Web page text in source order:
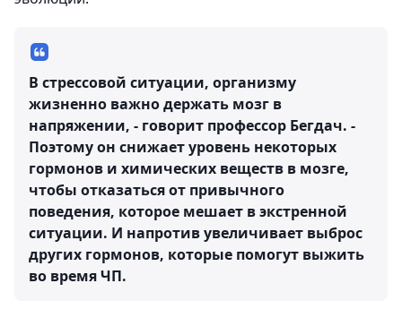
В стрессовой ситуации, организму
жизненно важно держать мозг в
напряжении, - говорит профессор Бегдач. -
Поэтому он снижает уровень некоторых
гормонов и химических веществ в мозге,
чтобы отказаться от привычного
поведения, которое мешает в экстренной
ситуации. И напротив увеличивает выброс
других гормонов, которые помогут выжить
во время ЧП.